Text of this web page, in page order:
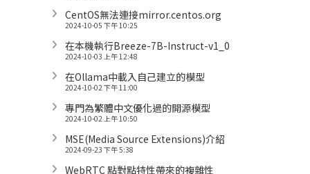
CentOS無法連接mirror.centos.org
2024-10-05 下午 10:25
在本機執行Breeze-7B-Instruct-v1_0
2024-10-03 上午 12:48
在Ollama中載入自己建立的模型
2024-10-02 下午 11:00
專門為繁體中文優化過的開源模型
2024-10-02 上午 10:50
MSE(Media Source Extensions)介紹
2024-09-23 下午 5:38
WebRTC 點對點特性帶來的複雜性